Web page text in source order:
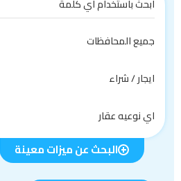
جميع المحافظات
ايجار / شراء
اي نوعيه عقار
البحث عن ميزات معينة